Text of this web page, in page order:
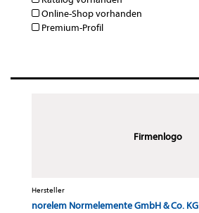
Online-Shop vorhanden
Premium-Profil
Firmenlogo
Hersteller
norelem Normelemente GmbH & Co. KG